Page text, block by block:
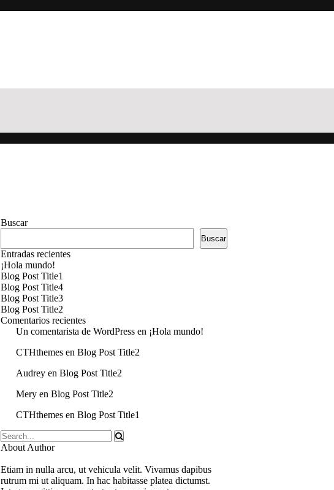
Buscar
Buscar
Entradas recientes
¡Hola mundo!
Blog Post Title1
Blog Post Title4
Blog Post Title3
Blog Post Title2
Comentarios recientes
Un comentarista de WordPress en ¡Hola mundo!
CTHthemes en Blog Post Title2
Audrey en Blog Post Title2
Mery en Blog Post Title2
CTHthemes en Blog Post Title1
About Author
Etiam in nulla arcu, ut vehicula velit. Vivamus dapibus
rutrum mi ut aliquam. In hac habitasse platea dictumst.